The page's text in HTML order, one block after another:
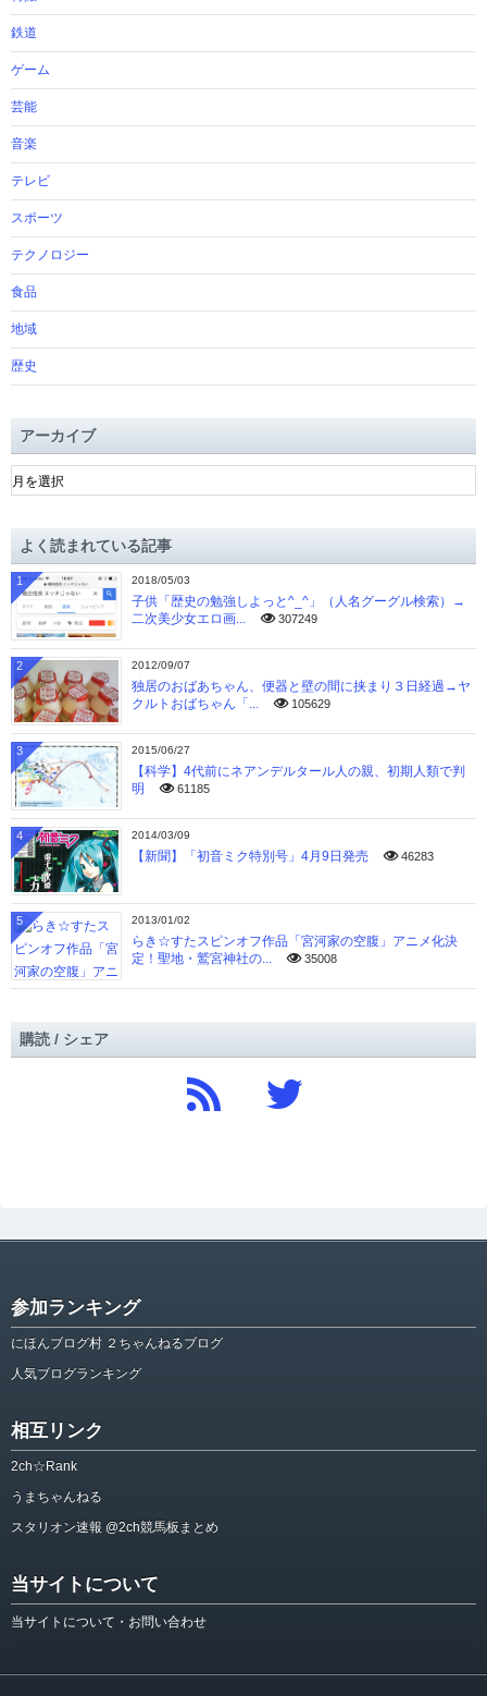
鉄道
ゲーム
芸能
音楽
テレビ
スポーツ
テクノロジー
食品
地域
歴史
アーカイブ
ア
ー
ブよく読まれている記事
2018/05/03
子供「歴史の勉強しよっと^_^」（人名グーグル検索）→
二次美少女エロ画...
307249
1
2012/09/07
独居のおばあちゃん、便器と壁の間に挟まり３日経過→ヤ
クルトおばちゃん「...
105629
2
2015/06/27
【科学】4代前にネアンデルタール人の親、初期人類で判
明
61185
3
2014/03/09
【新聞】「初音ミク特別号」4月9日発売 46283
4
2013/01/02
らき☆すたスピンオフ作品「宮河家の空腹」アニメ化決
定！聖地・鷲宮神社の...
35008
5
購読 / シェア
参加ランキング
にほんブログ村 ２ちゃんねるブログ
人気ブログランキング
相互リンク
2ch☆Rank
うまちゃんねる
スタリオン速報 @2ch競馬板まとめ
当サイトについて
当サイトについて・お問い合わせ